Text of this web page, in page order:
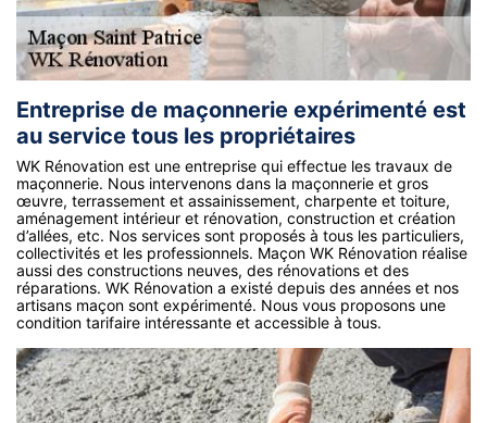
Entreprise de maçonnerie expérimenté est
au service tous les propriétaires
WK Rénovation est une entreprise qui effectue les travaux de
maçonnerie. Nous intervenons dans la maçonnerie et gros
œuvre, terrassement et assainissement, charpente et toiture,
aménagement intérieur et rénovation, construction et création
d’allées, etc. Nos services sont proposés à tous les particuliers,
collectivités et les professionnels. Maçon WK Rénovation réalise
aussi des constructions neuves, des rénovations et des
réparations. WK Rénovation a existé depuis des années et nos
artisans maçon sont expérimenté. Nous vous proposons une
condition tarifaire intéressante et accessible à tous.